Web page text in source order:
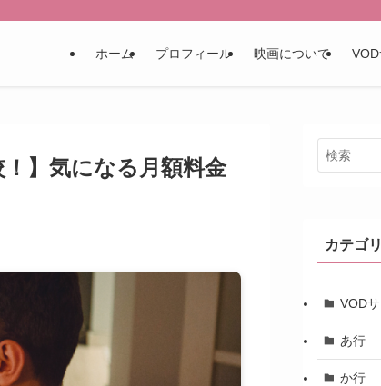
ホーム プロフィール 映画について
！】気になる月額料金
カテゴ
VOD
あ行
か行